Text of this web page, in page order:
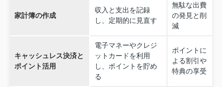
家計簿の作成
収入と支出を記録
し、定期的に見直す
無駄な出費
の発見と削
減
キャッシュレス決済と
ポイント活用
電子マネーやクレジ
ットカードを利用
し、ポイントを貯め
る
ポイントに
よる割引や
特典の享受